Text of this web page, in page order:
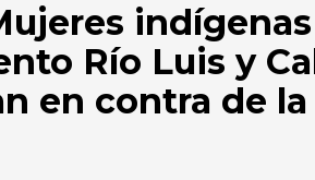
Río Luis y
en contra de la